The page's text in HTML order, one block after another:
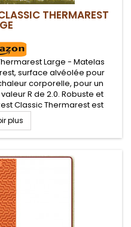
THERMAREST
Large - Matelas
surface alvéolée pour
corporelle, pour un
R de 2.0. Robuste et
Classic Thermarest est
pour randonner léger
plus